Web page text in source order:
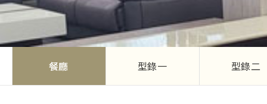
餐廳 型錄一 型錄二